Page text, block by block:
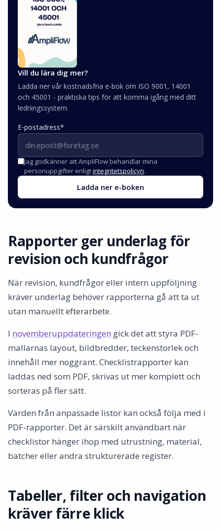
Vill du lära dig mer?
Ladda ner vår kostnadsfria e-bok om ISO 9001, 14001
och 45001 - praktiska tips för att komma igång med ditt
ledningssystem.
E-postadress*
Jag godkänner att AmpliFlow behandlar mina
personuppgifter enligtintegritetspolicyn.
Ladda ner e-boken
Rapporter ger underlag för
revision och kundfrågor
När revision, kundfrågor eller intern uppföljning
kräver underlag behöver rapporterna gå att ta ut
utan manuellt efterarbete.
I novemberuppdateringen gick det att styra PDF-
mallarnas layout, bildbredder, teckenstorlek och
innehåll mer noggrant. Checklistrapporter kan
laddas ned som PDF, skrivas ut mer komplett och
sorteras på fler sätt.
Värden från anpassade listor kan också följa med i
PDF-rapporter. Det är särskilt användbart när
checklistor hänger ihop med utrustning, material,
batcher eller andra strukturerade register.
Tabeller, filter och navigation
kräver färre klick